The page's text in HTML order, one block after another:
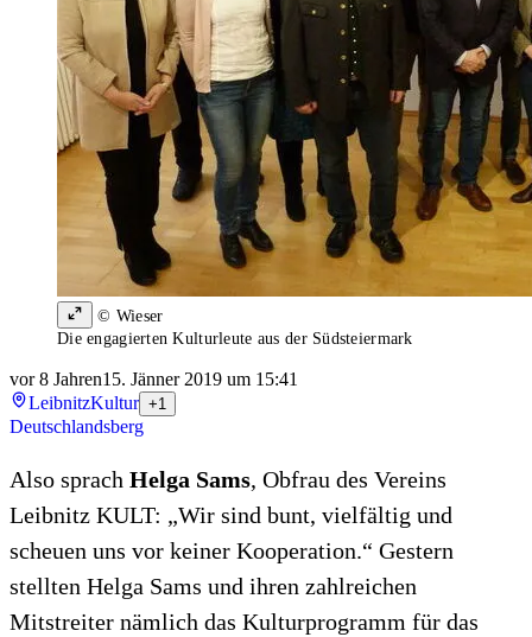
© Wieser
Die engagierten Kulturleute aus der Südsteiermark
vor 8 Jahren15. Jänner 2019 um 15:41
LeibnitzKultur +1
Deutschlandsberg
Also sprach Helga Sams, Obfrau des Vereins
Leibnitz KULT: „Wir sind bunt, vielfältig und
scheuen uns vor keiner Kooperation.“ Gestern
stellten Helga Sams und ihren zahlreichen
Mitstreiter nämlich das Kulturprogramm für das